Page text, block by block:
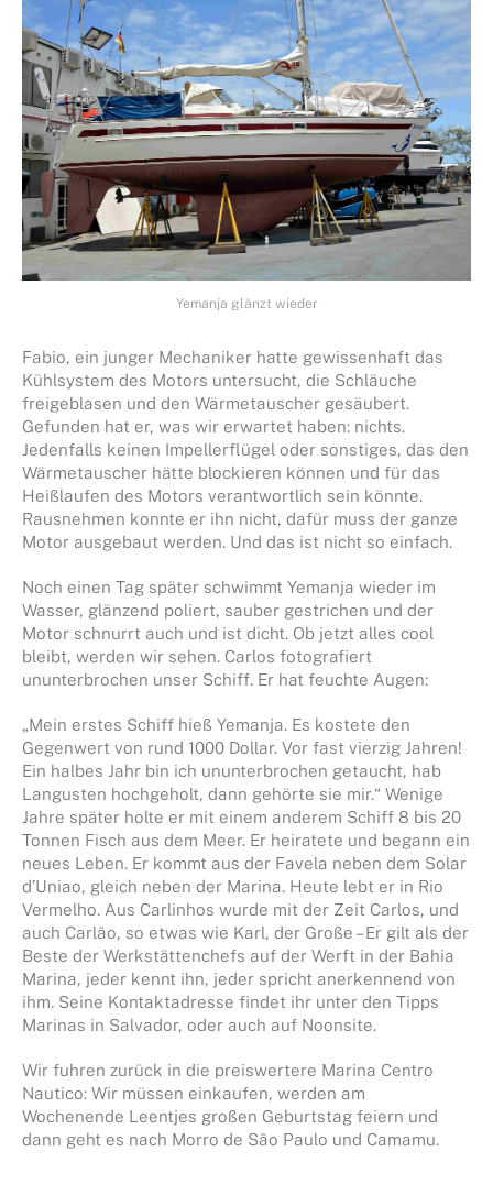
Yemanja glänzt wieder
Fabio, ein junger Mechaniker hatte gewissenhaft das
Kühlsystem des Motors untersucht, die Schläuche
freigeblasen und den Wärmetauscher gesäubert.
Gefunden hat er, was wir erwartet haben: nichts.
Jedenfalls keinen Impellerflügel oder sonstiges, das den
Wärmetauscher hätte blockieren können und für das
Heißlaufen des Motors verantwortlich sein könnte.
Rausnehmen konnte er ihn nicht, dafür muss der ganze
Motor ausgebaut werden. Und das ist nicht so einfach.
Noch einen Tag später schwimmt Yemanja wieder im
Wasser, glänzend poliert, sauber gestrichen und der
Motor schnurrt auch und ist dicht. Ob jetzt alles cool
bleibt, werden wir sehen. Carlos fotografiert
ununterbrochen unser Schiff. Er hat feuchte Augen:
„Mein erstes Schiff hieß Yemanja. Es kostete den
Gegenwert von rund 1000 Dollar. Vor fast vierzig Jahren!
Ein halbes Jahr bin ich ununterbrochen getaucht, hab
Langusten hochgeholt, dann gehörte sie mir.“ Wenige
Jahre später holte er mit einem anderem Schiff 8 bis 20
Tonnen Fisch aus dem Meer. Er heiratete und begann ein
neues Leben. Er kommt aus der Favela neben dem Solar
d’Uniao, gleich neben der Marina. Heute lebt er in Rio
Vermelho. Aus Carlinhos wurde mit der Zeit Carlos, und
auch Carlão, so etwas wie Karl, der Große – Er gilt als der
Beste der Werkstättenchefs auf der Werft in der Bahia
Marina, jeder kennt ihn, jeder spricht anerkennend von
ihm. Seine Kontaktadresse findet ihr unter den Tipps
Marinas in Salvador, oder auch auf Noonsite.
Wir fuhren zurück in die preiswertere Marina Centro
Nautico: Wir müssen einkaufen, werden am
Wochenende Leentjes großen Geburtstag feiern und
dann geht es nach Morro de São Paulo und Camamu.